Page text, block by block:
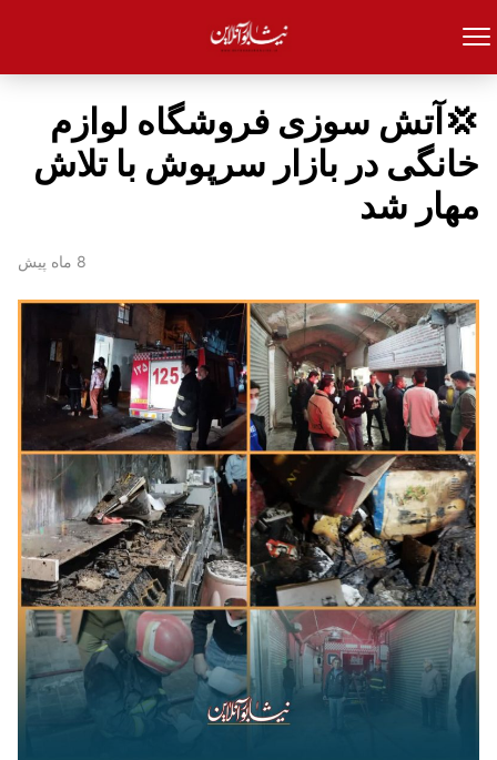
💢آتش سوزی فروشگاه لوازم
خانگی در بازار سرپوش با تلاش
مهار شد
8 ماه پیش